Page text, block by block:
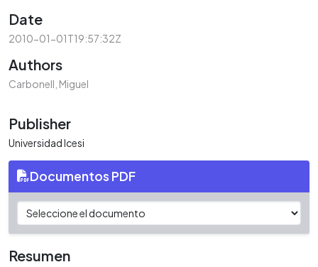
Date
2010-01-01T19:57:32Z
Authors
Carbonell, Miguel
Publisher
Universidad Icesi
Documentos PDF
Resumen